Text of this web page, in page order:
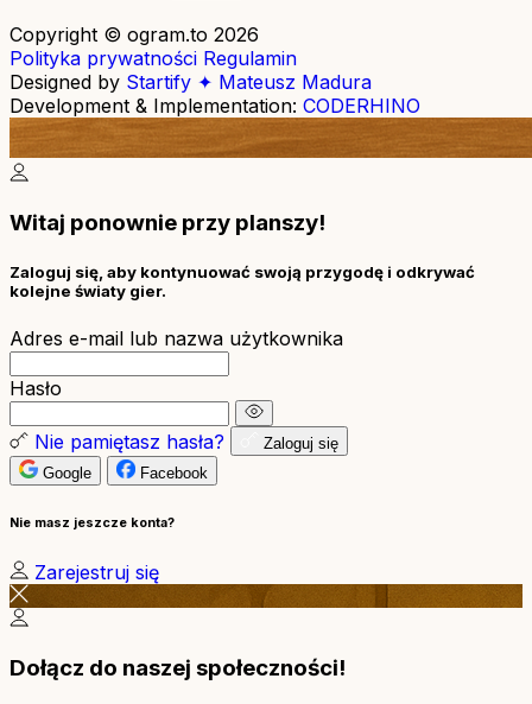
Copyright © ogram.to 2026
Polityka prywatności Regulamin
Designed by Startify ✦ Mateusz Madura
Development & Implementation: CODERHINO
Witaj ponownie przy planszy!
Zaloguj się, aby kontynuować swoją przygodę i odkrywać
kolejne światy gier.
Adres e-mail lub nazwa użytkownika
Hasło
Nie pamiętasz hasła?
Zaloguj się
Google
Facebook
Nie masz jeszcze konta?
Zarejestruj się
Dołącz do naszej społeczności!